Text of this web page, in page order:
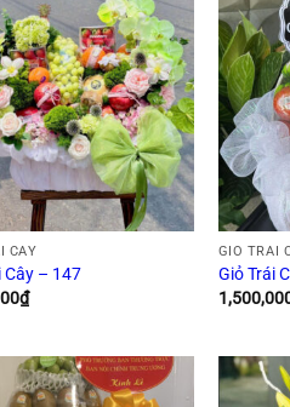
CÂY
Cây – 147
₫
GIỎ TRÁI
Giỏ Trái